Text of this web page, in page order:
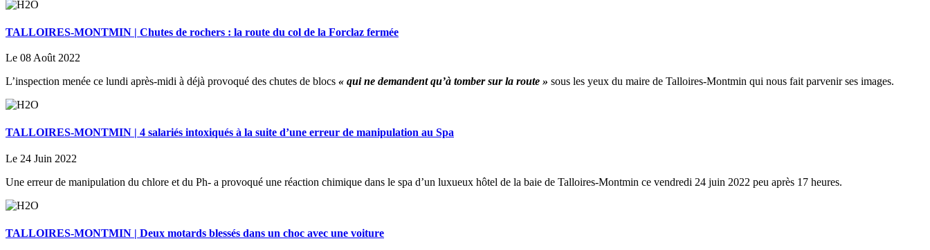
TALLOIRES-MONTMIN | Chutes de rochers : la route du col de la Forclaz fermée
Le 08 Août 2022
L’inspection menée ce lundi après-midi à déjà provoqué des chutes de blocs « qui ne demandent qu’à tomber sur la route » sous les yeux du maire de Talloires-Montmin qui nous fait parvenir ses images.
TALLOIRES-MONTMIN | 4 salariés intoxiqués à la suite d’une erreur de manipulation au Spa
Le 24 Juin 2022
Une erreur de manipulation du chlore et du Ph- a provoqué une réaction chimique dans le spa d’un luxueux hôtel de la baie de Talloires-Montmin ce vendredi 24 juin 2022 peu après 17 heures.
TALLOIRES-MONTMIN | Deux motards blessés dans un choc avec une voiture